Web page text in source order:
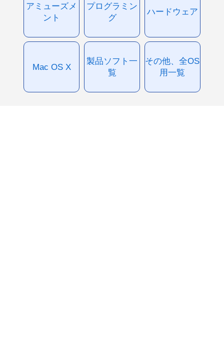
アミューズメ
ント
プログラミン
グ
ハードウェア
Mac OS X
製品ソフト一
覧
その他、全OS
用一覧